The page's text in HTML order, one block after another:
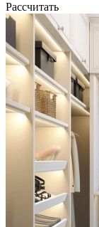
Рассчитать